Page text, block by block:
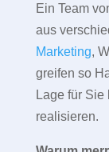
Ein Team
aus
Marketing,
greifen so
Lage für
realisieren.